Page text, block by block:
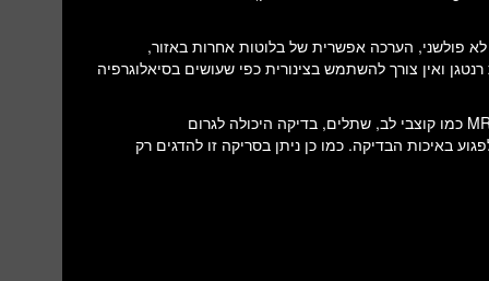
פולשני, הערכה אפשרית של בלוטות אחרות באזור,
ואין צורך להשתמש בצינורית כפי שעושים בסיאלוגרפיה
הם בגדול התוויות נגד כלליות לגבי ביצוע MRI כמו קוצבי לב, שתלים, בדיקה היכולה לגרום
באיכות הבדיקה. כמו כן ניתן בסריקה זו להדגים רק